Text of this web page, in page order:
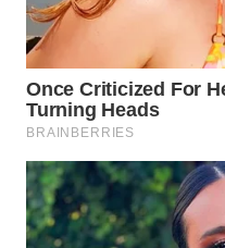
INDRAMAYU
WN
WN
MAJALENGKA